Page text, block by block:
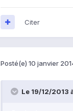
Citer
Posté(e) 10 janvier
Le 19/12/2013